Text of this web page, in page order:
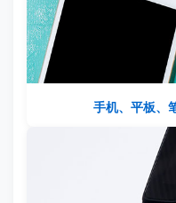
手机、平板、